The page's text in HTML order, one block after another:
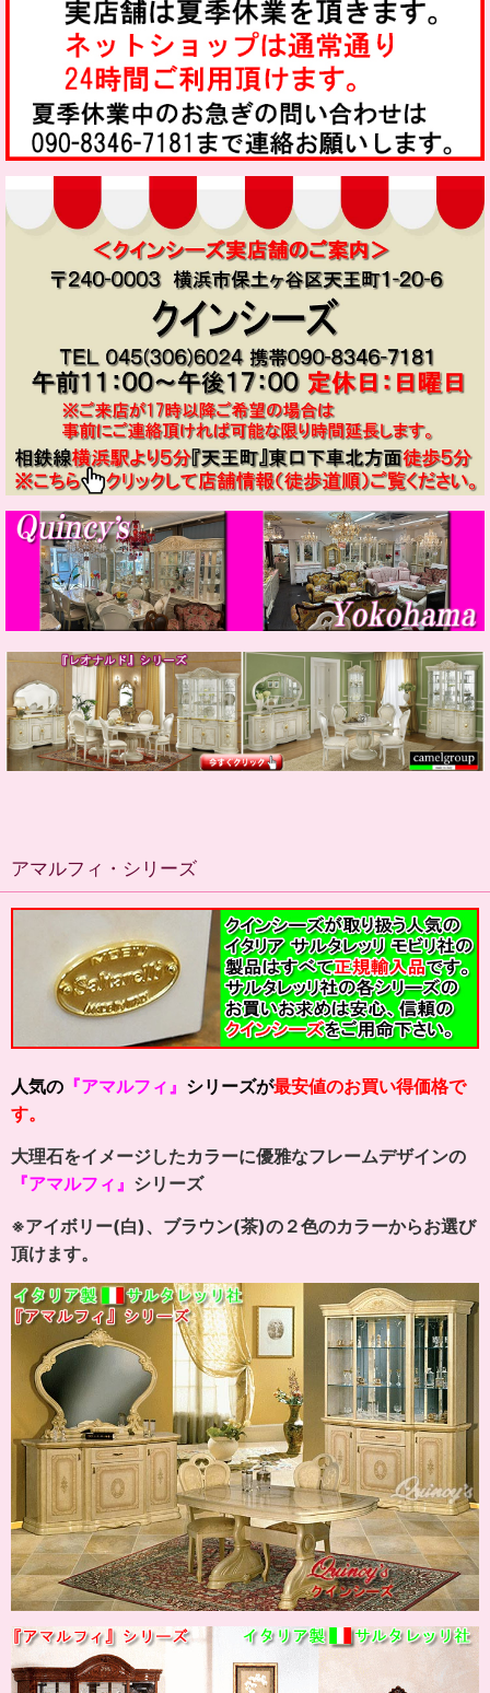
アマルフィ・シリーズ
人気の 『アマルフィ』 シリーズが最安値のお買い得価格で
す。
大理石をイメージしたカラーに優雅なフレームデザインの
『アマルフィ』 シリーズ
※アイボリー(白)、ブラウン(茶)の２色のカラーからお選び
頂けます。